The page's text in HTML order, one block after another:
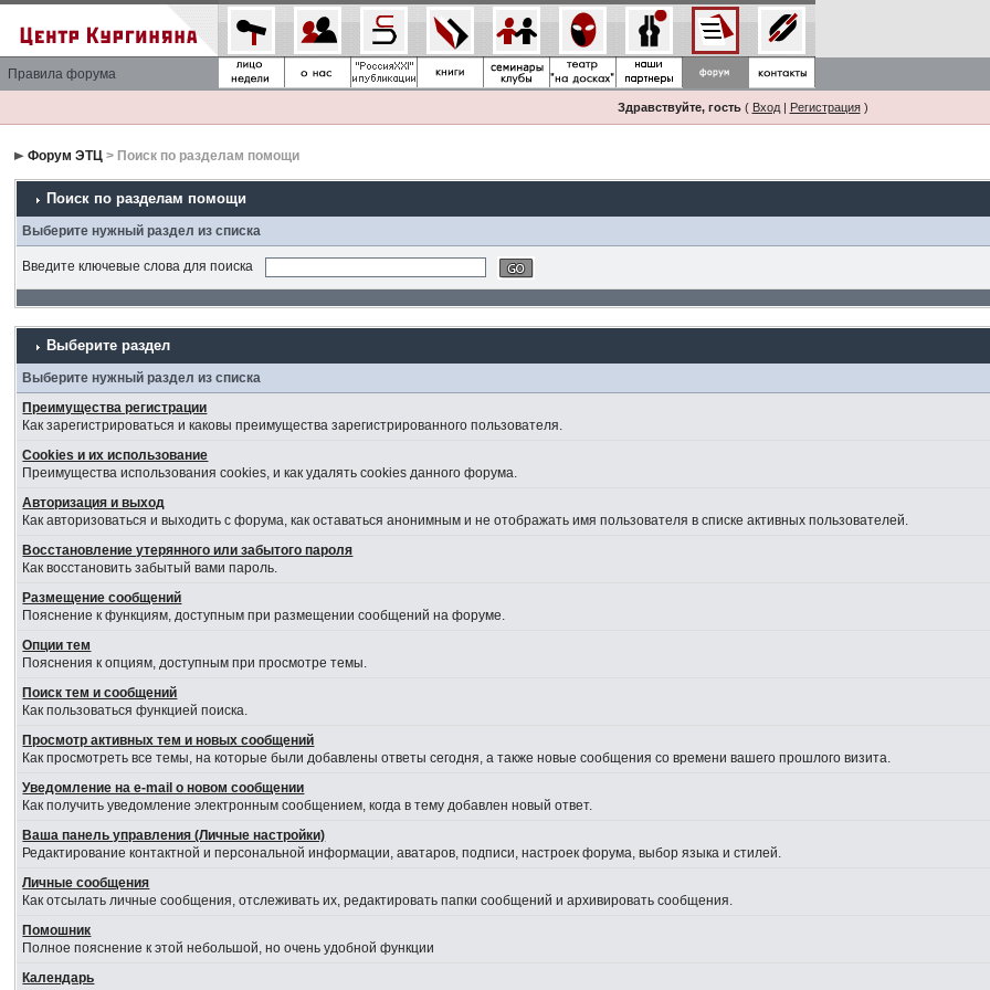
Правила форума
Здравствуйте, гость( Вход| Регистрация)
Форум ЭТЦ > Поиск по разделам помощи
Поиск по разделам помощи
Выберите нужный раздел из списка
Введите ключевые слова для поиска
Выберите раздел
Выберите нужный раздел из списка
Преимущества регистрации
Как зарегистрироваться и каковы преимущества зарегистрированного пользователя.
Cookies и их использование
Преимущества использования cookies, и как удалять cookies данного форума.
Авторизация и выход
Как авторизоваться и выходить с форума, как оставаться анонимным и не отображать имя пользователя в списке активных пользователей.
Восстановление утерянного или забытого пароля
Как восстановить забытый вами пароль.
Размещение сообщений
Пояснение к функциям, доступным при размещении сообщений на форуме.
Опции тем
Пояснения к опциям, доступным при просмотре темы.
Поиск тем и сообщений
Как пользоваться функцией поиска.
Просмотр активных тем и новых сообщений
Как просмотреть все темы, на которые были добавлены ответы сегодня, а также новые сообщения со времени вашего прошлого визита.
Уведомление на е-mail о новом сообщении
Как получить уведомление электронным сообщением, когда в тему добавлен новый ответ.
Ваша панель управления (Личные настройки)
Редактирование контактной и персональной информации, аватаров, подписи, настроек форума, выбор языка и стилей.
Личные сообщения
Как отсылать личные сообщения, отслеживать их, редактировать папки сообщений и архивировать сообщения.
Помошник
Полное пояснение к этой небольшой, но очень удобной функции
Календарь